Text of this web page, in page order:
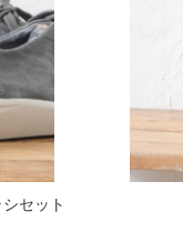
セット